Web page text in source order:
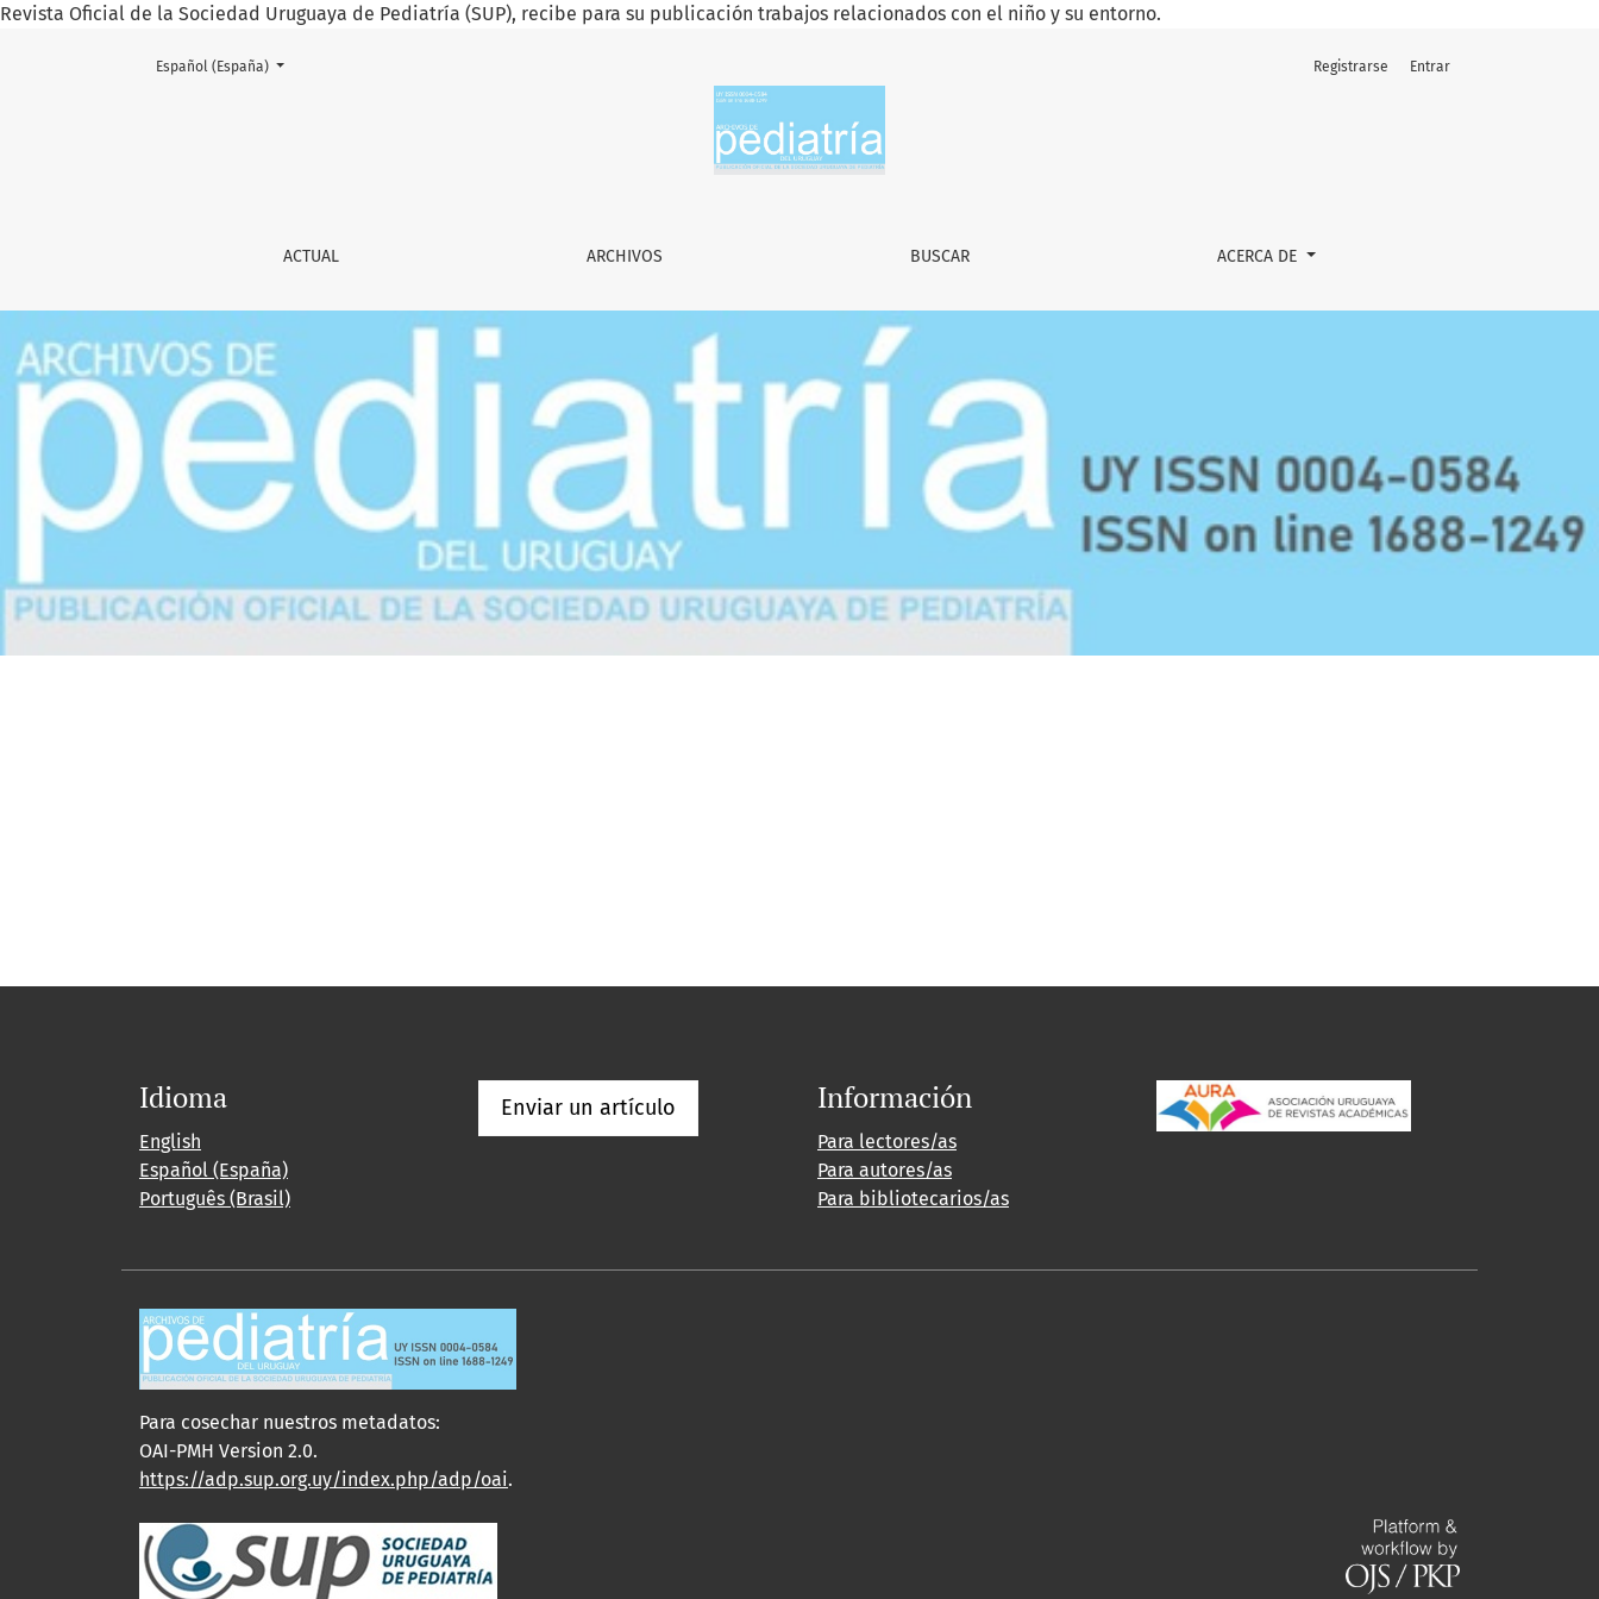
Revista Oficial de la Sociedad Uruguaya de Pediatría (SUP), recibe para su publicación trabajos relacionados con el niño y su entorno.
Archivos de Pediatría del Uruguay
ACTUAL ARCHIVOS BUSCAR ACERCA DE
Registrarse Entrar
Cambiar el idioma. El actual es:
Español (España)
Idioma
English
Español (España)
Português (Brasil)
Enviar un artículo Información
Para lectores/as
Para autores/as
Para bibliotecarios/as
Para cosechar nuestros metadatos:
OAI-PMH Version 2.0.
https://adp.sup.org.uy/index.php/adp/oai.